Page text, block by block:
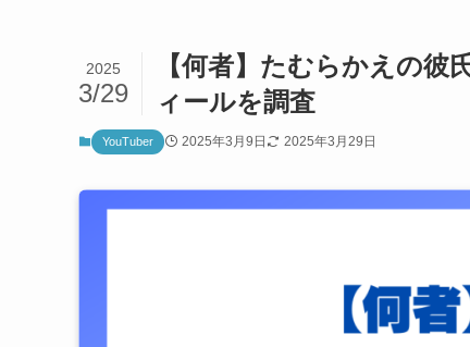
【何者】たむらかえの彼
ィールを調査
2025
3/29
YouTuber 2025年3月9日 2025年3月29日